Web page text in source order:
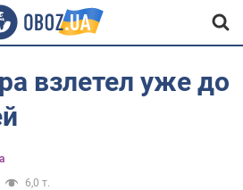
взлетел уже до
6,0 т.